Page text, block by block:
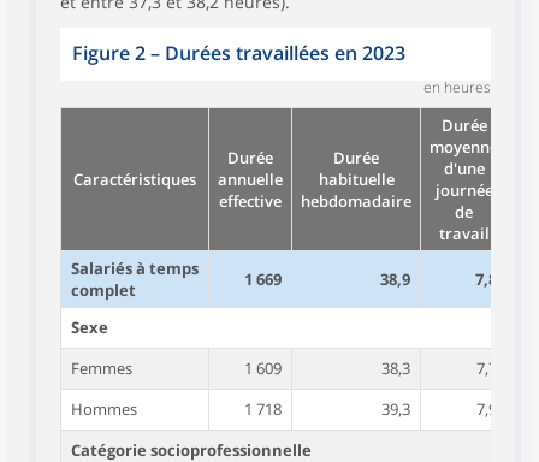
Figure 2 – Durées travaillées en 2023
en heures
Caractéristiques
Durée
annuelle
effective
Durée
habituelle
hebdomadaire
Durée
moyenne
d'une
journée
de
travail
Salariés à temps
complet
1 669 38,9 7,8
Sexe
Femmes
1 609 38,3
7,7
Hommes
1 718 39,3
7,9
Catégorie socioprofessionnelle